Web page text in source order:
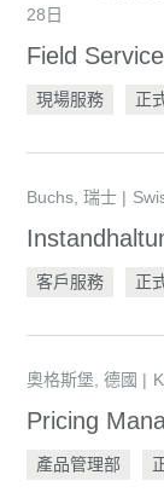
28日
Field
現場服務 正
Buchs, 瑞士
客戶服務 正
奧格斯堡, 德國
Pricing
產品管理部